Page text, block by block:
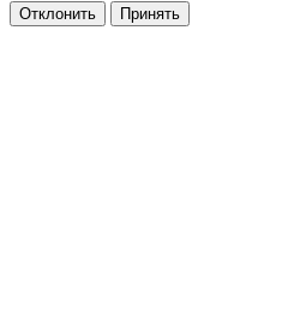
Отклонить Принять